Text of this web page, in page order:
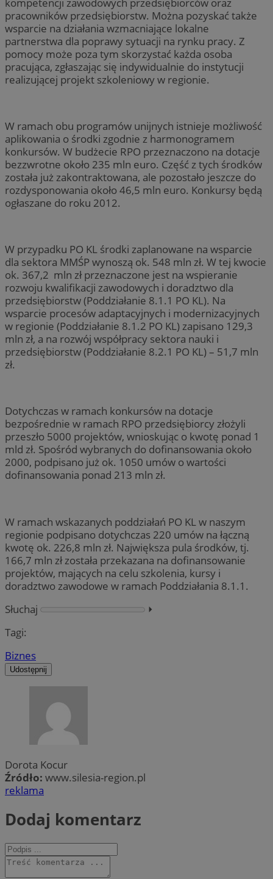
pracowników przedsiębiorstw. Można pozyskać także
wsparcie na działania wzmacniające lokalne
partnerstwa dla poprawy sytuacji na rynku pracy. Z
pomocy może poza tym skorzystać każda osoba
pracująca, zgłaszając się indywidualnie do instytucji
realizującej projekt szkoleniowy w regionie.
W ramach obu programów unijnych istnieje możliwość
aplikowania o środki zgodnie z harmonogramem
konkursów. W budżecie RPO przeznaczono na dotacje
bezzwrotne około 235 mln euro. Część z tych środków
została już zakontraktowana, ale pozostało jeszcze do
rozdysponowania około 46,5 mln euro. Konkursy będą
ogłaszane do roku 2012.
W przypadku PO KL środki zaplanowane na wsparcie
dla sektora MMŚP wynoszą ok. 548 mln zł. W tej kwocie
ok. 367,2 mln zł przeznaczone jest na wspieranie
rozwoju kwalifikacji zawodowych i doradztwo dla
przedsiębiorstw (Poddziałanie 8.1.1 PO KL). Na
wsparcie procesów adaptacyjnych i modernizacyjnych
w regionie (Poddziałanie 8.1.2 PO KL) zapisano 129,3
mln zł, a na rozwój współpracy sektora nauki i
przedsiębiorstw (Poddziałanie 8.2.1 PO KL) – 51,7 mln
zł.
Dotychczas w ramach konkursów na dotacje
bezpośrednie w ramach RPO przedsiębiorcy złożyli
przeszło 5000 projektów, wnioskując o kwotę ponad 1
mld zł. Spośród wybranych do dofinansowania około
2000, podpisano już ok. 1050 umów o wartości
dofinansowania ponad 213 mln zł.
W ramach wskazanych poddziałań PO KL w naszym
regionie podpisano dotychczas 220 umów na łączną
kwotę ok. 226,8 mln zł. Największa pula środków, tj.
166,7 mln zł została przekazana na dofinansowanie
projektów, mających na celu szkolenia, kursy i
doradztwo zawodowe w ramach Poddziałania 8.1.1.
Słuchaj
⏵︎
Tagi:
Biznes
Udostępnij
Dorota Kocur
Źródło: www.silesia-region.pl
reklama
Dodaj komentarz